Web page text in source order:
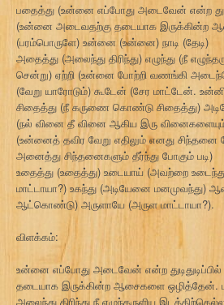
பதைத்து (உன்னை எப்போது அடைவேன் என்ற
(உன்னை அடைவதற்கு தடையாக இருக்கின்ற
(பரம்பொருளே) உன்னை (உன்னை) நாடி (தேடி)
அதைத்து (அலைந்து திரிந்து) எழுந்து (நீ
சென்று) ஏற்றி (உன்னை போற்றி வணங்கி
(வேறு யாரோடும்) கூடேன் (சேர மாட்டேன்.
சிதைத்து (நீ கருணை கொண்டு சிதைத்து)
(நல் வினை தீ வினை ஆகிய இரு
(உன்னைத் தவிர வேறு எதிலும் எனது சிந்தனை
அனைத்து சிந்தனைகளும் தீர்ந்து போகும் படி)
உதைத்து (உதைத்து) உடையாய் (அவற்றை
மாட்டாயா?) உகந்து (அடியேனை
ஆட்கொண்டு) அருளாயே (அருள மாட்டாயா?).
விளக்கம்:
உன்னை எப்போது அடைவேன் என்ற
தடையாக இருக்கின்ற ஆசைகளை ஒழித்தேன்.
அலைந்து திரிந்து நீ எழுந்தருளிய